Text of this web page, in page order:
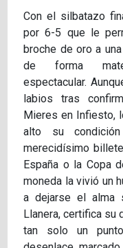
Con el silbatazo
por 6-5 que le
broche de oro a
de forma
espectacular.
labios tras
Mieres en Infiesto,
alto su
merecidísimo
España o la Copa
moneda la vivió un
a dejarse el alma
Llanera, certifica su
tan solo un